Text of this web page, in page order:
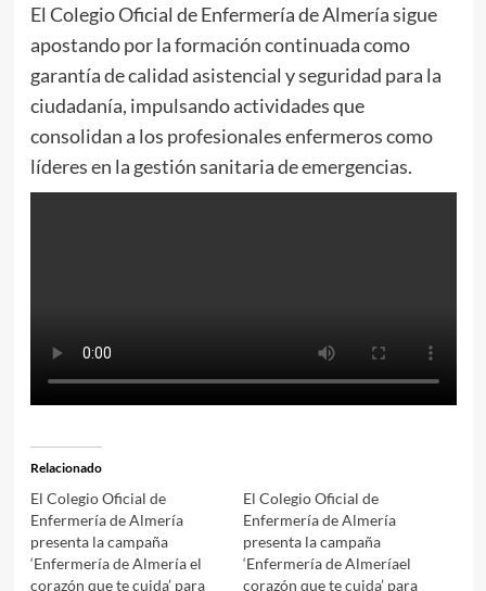
El Colegio Oficial de Enfermería de Almería sigue
apostando por la formación continuada como
garantía de calidad asistencial y seguridad para la
ciudadanía, impulsando actividades que
consolidan a los profesionales enfermeros como
líderes en la gestión sanitaria de emergencias.
Relacionado
El Colegio Oficial de
Enfermería de Almería
presenta la campaña
‘Enfermería de Almería el
corazón que te cuida’ para
El Colegio Oficial de
Enfermería de Almería
presenta la campaña
‘Enfermería de Almeríael
corazón que te cuida’ para